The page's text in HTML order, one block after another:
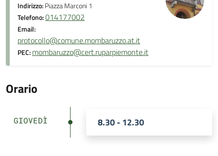
Indirizzo:Piazza Marconi 1
Telefono:014177002
Email:
protocollo@comune.mombaruzzo.at.it
PEC:mombaruzzo@cert.ruparpiemonte.it
Orario
GIOVEDÌ 8.30 - 12.30